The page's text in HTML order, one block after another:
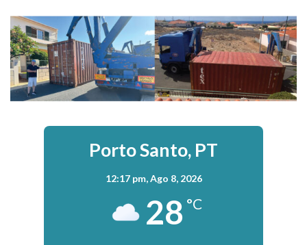
Porto Santo, PT
12:17 pm,Ago 8, 2026
28 °C